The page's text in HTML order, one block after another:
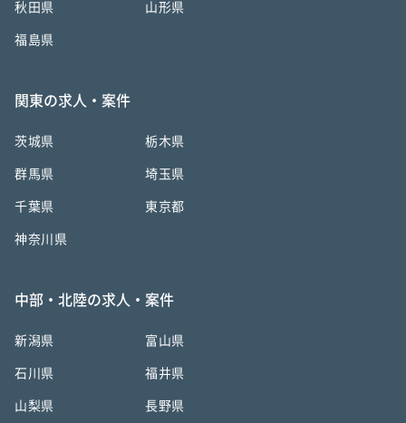
秋田県 山形県
福島県
関東の求人・案件
茨城県 栃木県
群馬県 埼玉県
千葉県 東京都
神奈川県
中部・北陸の求人・案件
新潟県 富山県
石川県 福井県
山梨県 長野県